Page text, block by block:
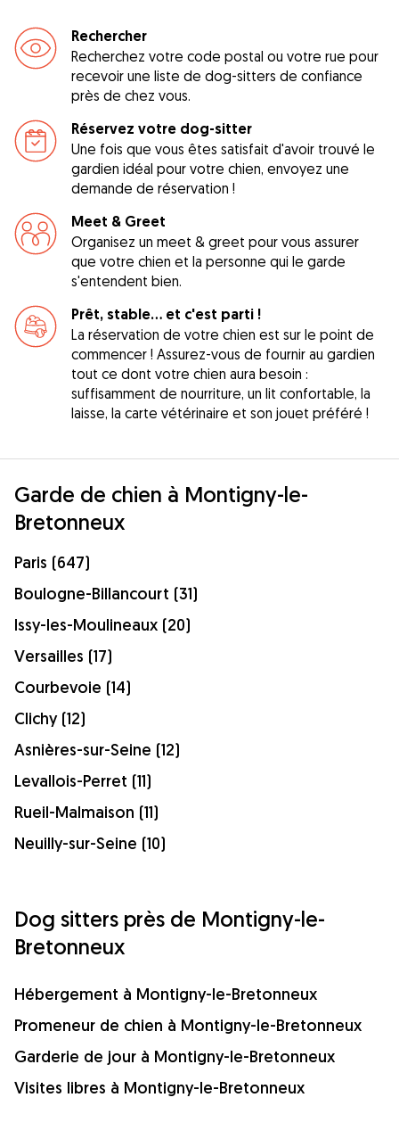
Rechercher
Recherchez votre code postal ou votre rue pour
recevoir une liste de dog-sitters de confiance
près de chez vous.
Réservez votre dog-sitter
Une fois que vous êtes satisfait d'avoir trouvé le
gardien idéal pour votre chien, envoyez une
demande de réservation !
Meet & Greet
Organisez un meet & greet pour vous assurer
que votre chien et la personne qui le garde
s'entendent bien.
Prêt, stable... et c'est parti !
La réservation de votre chien est sur le point de
commencer ! Assurez-vous de fournir au gardien
tout ce dont votre chien aura besoin :
suffisamment de nourriture, un lit confortable, la
laisse, la carte vétérinaire et son jouet préféré !
Garde de chien à Montigny-le-
Bretonneux
Paris (647)
Boulogne-Billancourt (31)
Issy-les-Moulineaux (20)
Versailles (17)
Courbevoie (14)
Clichy (12)
Asnières-sur-Seine (12)
Levallois-Perret (11)
Rueil-Malmaison (11)
Neuilly-sur-Seine (10)
Dog sitters près de Montigny-le-
Bretonneux
Hébergement à Montigny-le-Bretonneux
Promeneur de chien à Montigny-le-Bretonneux
Garderie de jour à Montigny-le-Bretonneux
Visites libres à Montigny-le-Bretonneux